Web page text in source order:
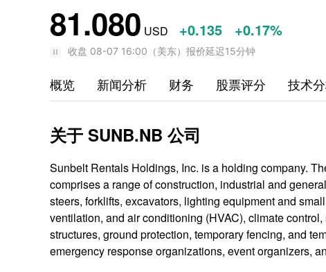
81.080 USD +0.135 +0.17%
收盘 08-07 16:00 （美东） 报价延迟15分钟
概览 新闻分析 财务 股票评分 技术
关于 SUNB.NB 公司
Sunbelt Rentals Holdings, Inc. is a holding company.
comprises a range of construction, industrial and
steers, forklifts, excavators, lighting equipment and
ventilation, and air conditioning (HVAC), climate
structures, ground protection, temporary fencing, and
emergency response organizations, event organizers,